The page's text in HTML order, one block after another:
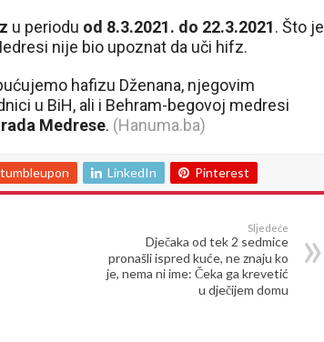
u periodu od 8.3.2021. do 22.3.2021. Što je
nije bio upoznat da uči hifz.
hafizu Dženana, njegovim
u BiH, ali i Behram-begovoj medresi
Medrese. (Hanuma.ba)
LinkedIn Pinterest
Sljedeće
Dječaka od tek 2 sedmice
pronašli ispred kuće, ne znaju ko
je, nema ni ime: Čeka ga krevetić
u dječijem domu